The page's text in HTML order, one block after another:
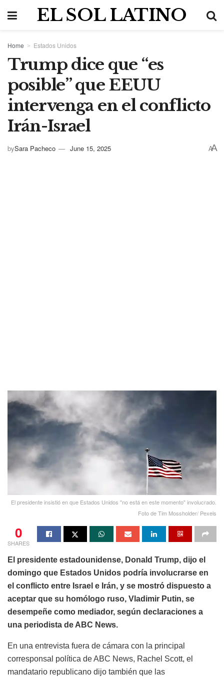
EL SOL LATINO
Home Estados Unidos
Trump dice que “es
posible” que EEUU
intervenga en el conflicto
Irán-Israel
bySara Pacheco June 15, 2025 AA
El presidente insistió en que Estados Unidos "no está en este momento" involucrado.
Foto de Tim Mossholder/ Pexels
0
SHARES
El presidente estadounidense, Donald Trump, dijo el
domingo que Estados Unidos podría involucrarse en
el conflicto entre Israel e Irán, y se mostró dispuesto a
aceptar que su homólogo ruso, Vladimir Putin, se
desempeñe como mediador, según declaraciones a
una periodista de ABC News.
En una entrevista fuera de cámara con la principal
corresponsal política de ABC News, Rachel Scott, el
mandatario republicano dijo también que las